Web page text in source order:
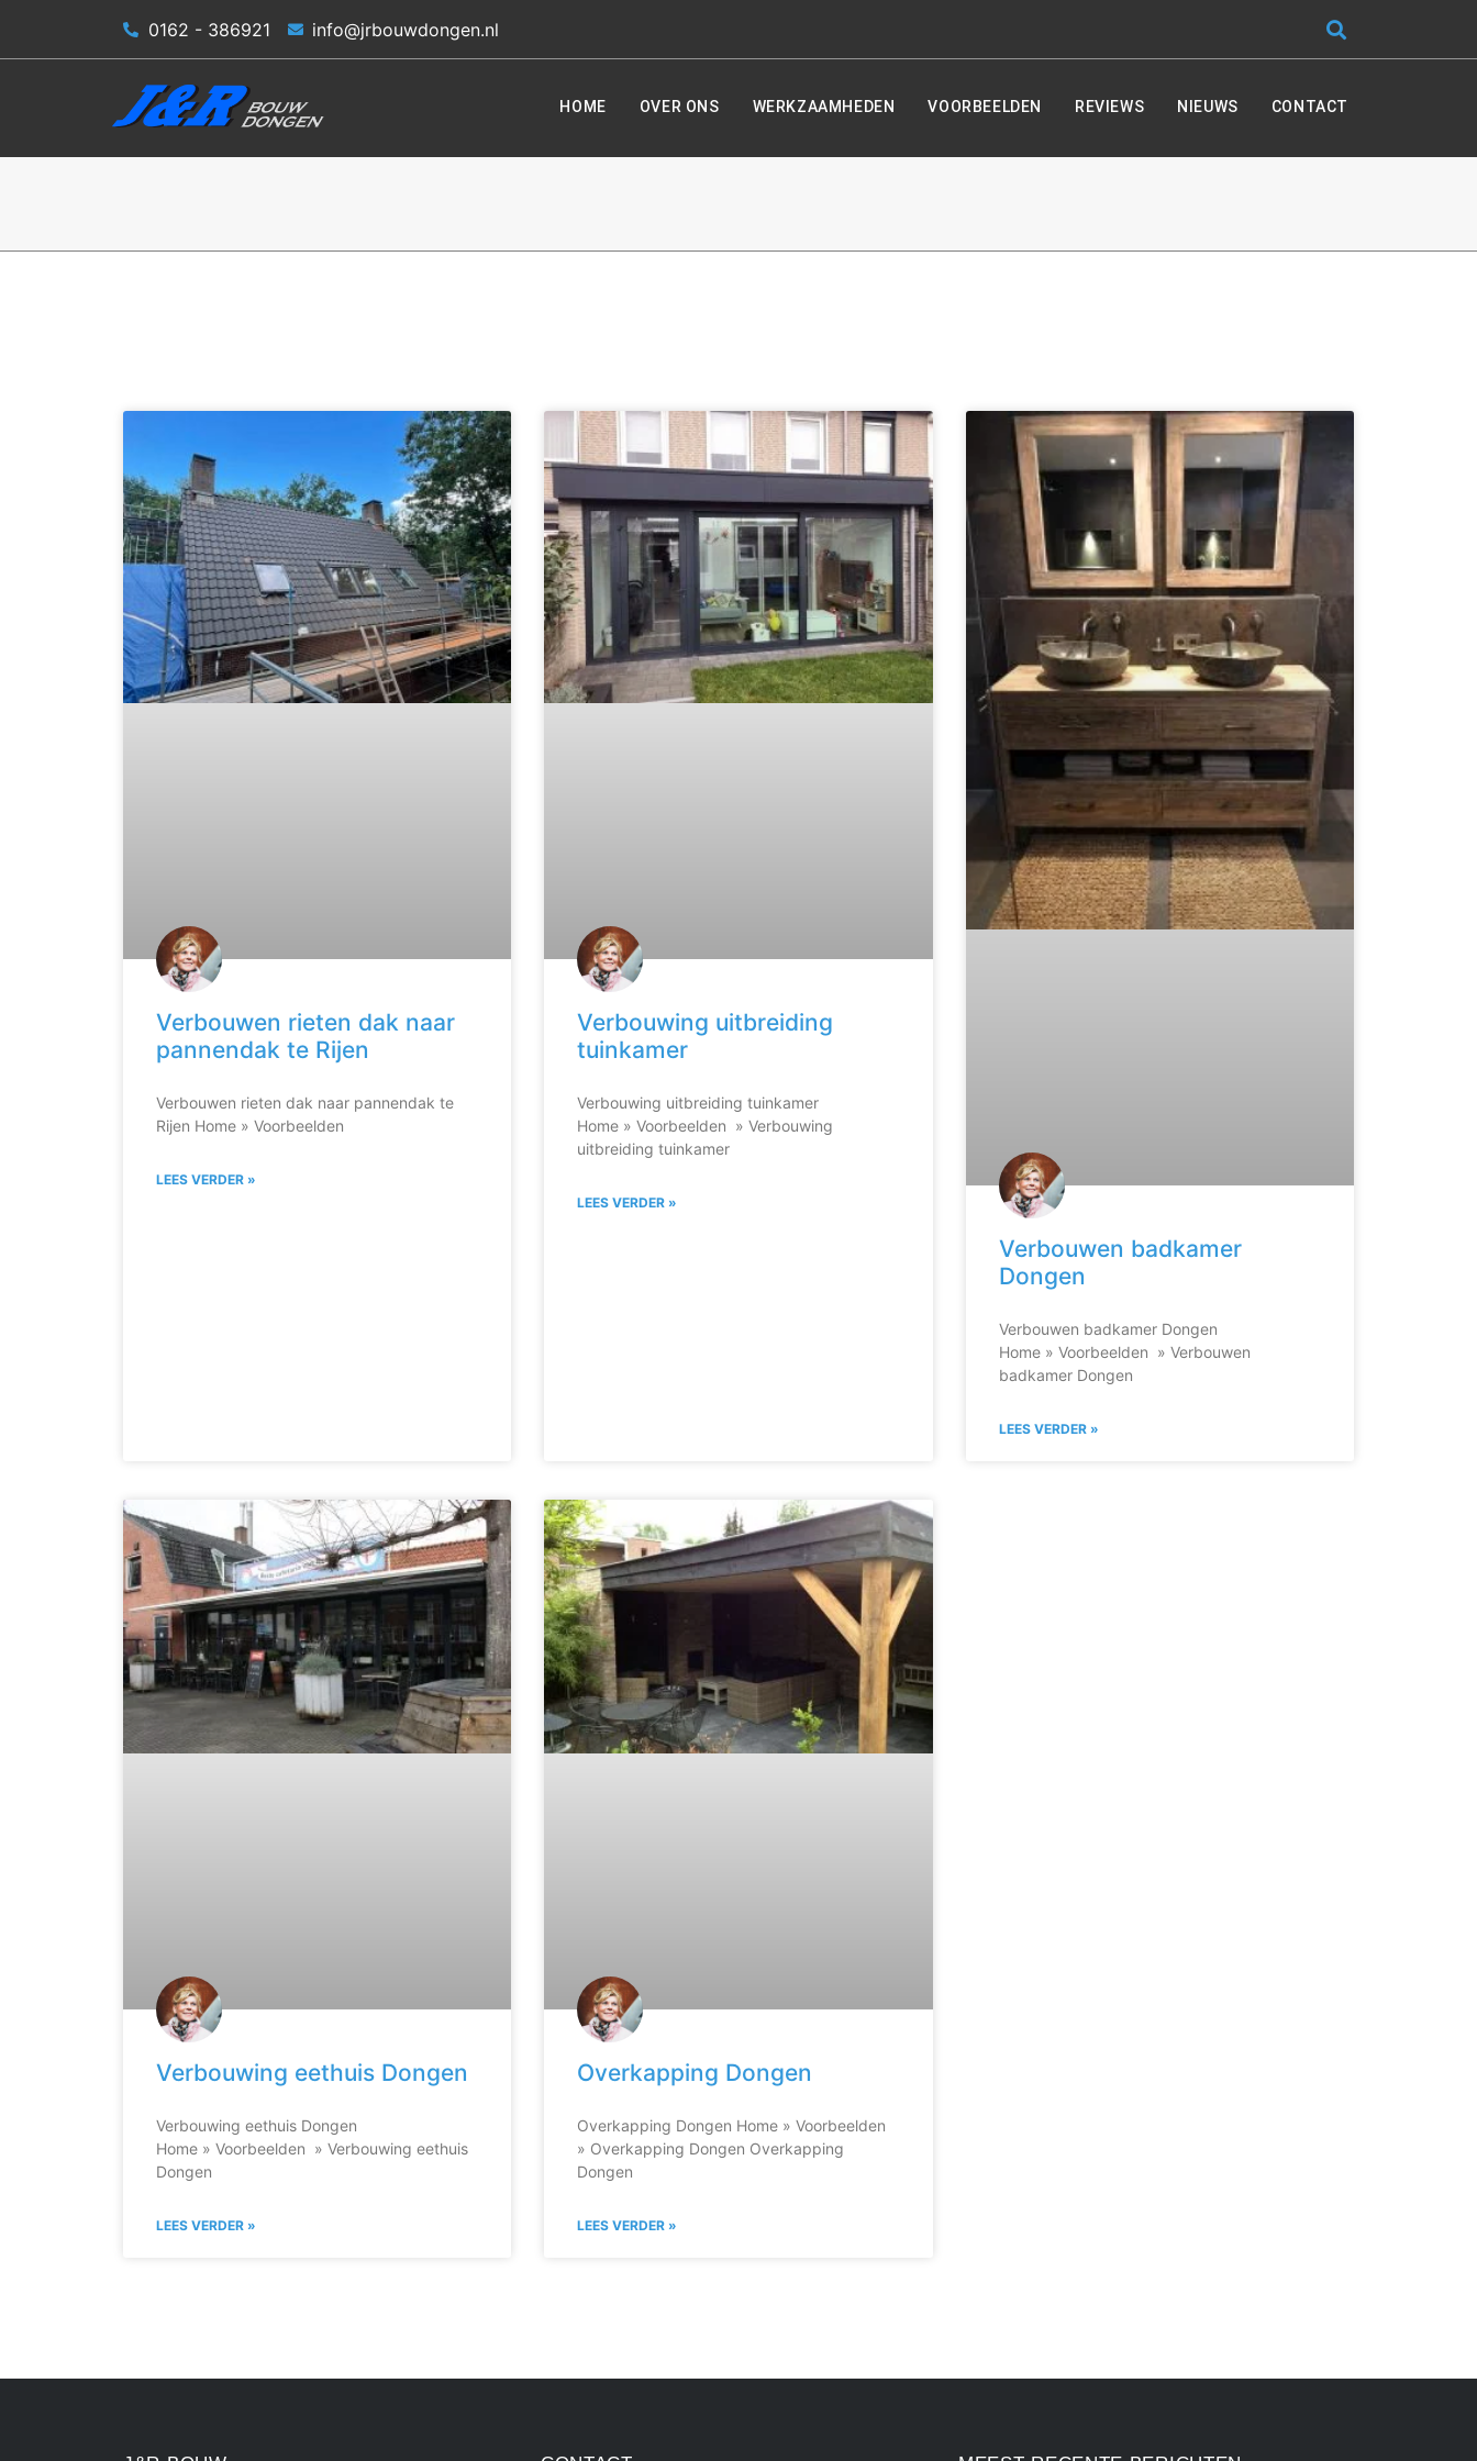
0162 - 386921 info@jrbouwdongen.nl
HOME OVER ONS WERKZAAMHEDEN VOORBEELDEN REVIEWS NIEUWS CONTACT
Verbouwen rieten dak naar
pannendak te Rijen
Verbouwen rieten dak naar pannendak te
Rijen Home » Voorbeelden
LEES VERDER »
Verbouwing uitbreiding
tuinkamer
Verbouwing uitbreiding tuinkamer
Home » Voorbeelden » Verbouwing
uitbreiding tuinkamer
LEES VERDER »
Verbouwen badkamer
Dongen
Verbouwen badkamer Dongen
Home » Voorbeelden » Verbouwen
badkamer Dongen
LEES VERDER »
Verbouwing eethuis Dongen
Verbouwing eethuis Dongen
Home » Voorbeelden » Verbouwing eethuis
Dongen
LEES VERDER »
Overkapping Dongen
Overkapping Dongen Home » Voorbeelden
» Overkapping Dongen Overkapping
Dongen
LEES VERDER »